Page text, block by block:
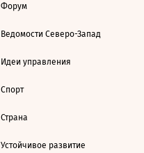
Форум
Ведомости Северо-Запад
Идеи управления
Спорт
Страна
Устойчивое развитие